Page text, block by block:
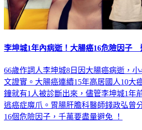
李坤城1年內病逝！大腸癌16危險因子
66歲作詞人李坤城8日因大腸癌病逝，
文證實。大腸癌連續15年高居國人10大
鐘就有1人被診斷出來，儘管李坤城1年
逃癌症魔爪。胃腸肝膽科醫師錢政弘曾
16個危險因子，千萬要盡量避免 ！